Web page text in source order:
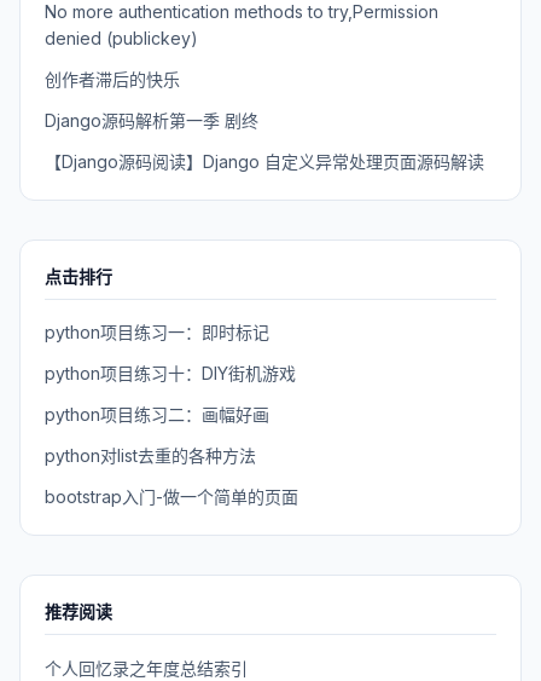
No more authentication methods to try,Permission
denied (publickey)
创作者滞后的快乐
Django源码解析第一季 剧终
【Django源码阅读】Django 自定义异常处理页面源码解读
点击排行
python项目练习一：即时标记
python项目练习十：DIY街机游戏
python项目练习二：画幅好画
python对list去重的各种方法
bootstrap入门-做一个简单的页面
推荐阅读
个人回忆录之年度总结索引